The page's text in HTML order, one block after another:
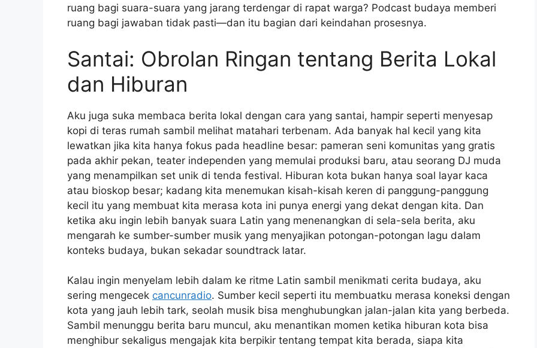
ruang bagi suara-suara yang jarang terdengar di rapat warga? Podcast budaya memberi
ruang bagi jawaban tidak pasti—dan itu bagian dari keindahan prosesnya.
Santai: Obrolan Ringan tentang Berita Lokal
dan Hiburan
Aku juga suka membaca berita lokal dengan cara yang santai, hampir seperti menyesap
kopi di teras rumah sambil melihat matahari terbenam. Ada banyak hal kecil yang kita
lewatkan jika kita hanya fokus pada headline besar: pameran seni komunitas yang gratis
pada akhir pekan, teater independen yang memulai produksi baru, atau seorang DJ muda
yang menampilkan set unik di tenda festival. Hiburan kota bukan hanya soal layar kaca
atau bioskop besar; kadang kita menemukan kisah-kisah keren di panggung-panggung
kecil itu yang membuat kita merasa kota ini punya energi yang dekat dengan kita. Dan
ketika aku ingin lebih banyak suara Latin yang menenangkan di sela-sela berita, aku
mengarah ke sumber-sumber musik yang menyajikan potongan-potongan lagu dalam
konteks budaya, bukan sekadar soundtrack latar.
Kalau ingin menyelam lebih dalam ke ritme Latin sambil menikmati cerita budaya, aku
sering mengecek cancunradio. Sumber kecil seperti itu membuatku merasa koneksi dengan
kota yang jauh lebih tark, seolah musik bisa menghubungkan jalan-jalan kita yang berbeda.
Sambil menunggu berita baru muncul, aku menantikan momen ketika hiburan kota bisa
menghibur sekaligus mengajak kita berpikir tentang tempat kita berada, siapa kita